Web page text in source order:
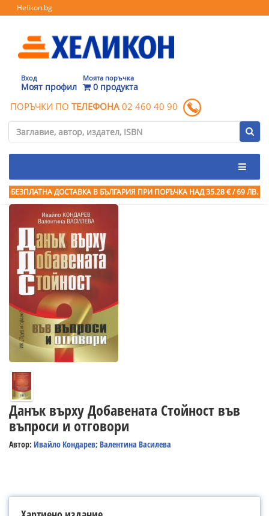
Helikon.bg
Вход
Моят профил
Моята поръчка
0 продукта
ПОРЪЧКИ ПО ТЕЛЕФОНА 02 460 40 90
БЕЗПЛАТНА ДОСТАВКА В БЪЛГАРИЯ ПРИ ПОРЪЧКА НАД 35.28 € / 69 ЛВ.
Данък върху Добавената Стойност във
въпроси и отговори
Автор: Ивайло Кондарев; Валентина Василева